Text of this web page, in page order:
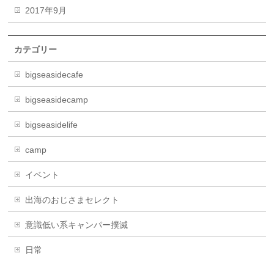
2017年9月
カテゴリー
bigseasidecafe
bigseasidecamp
bigseasidelife
camp
イベント
出海のおじさまセレクト
意識低い系キャンパー撲滅
日常